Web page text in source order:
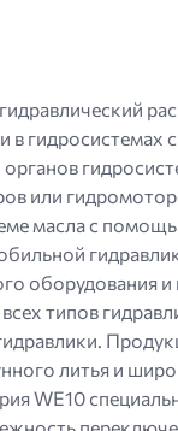
в
или
масла с
типов
литья и
WE10